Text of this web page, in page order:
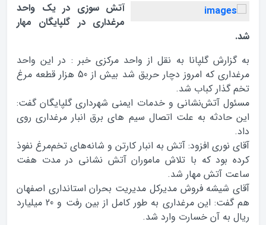
آتش سوزی در یک واحد
مرغداری در گلپایگان مهار
شد.
به گزارش گلپانا به نقل از واحد مرکزی خبر : در این واحد
مرغداری که امروز دچار حریق شد بیش از 50 هزار قطعه مرغ
تخم گذار کباب شد.
مسئول آتش‌نشانی و خدمات ایمنی شهرداری گلپایگان گفت:
این حادثه به علت اتصال سیم های برق انبار مرغداری روی
داد.
آقای نوری افزود: آتش به انبار کارتن‌ و شانه‌های تخم‌مرغ نفوذ
کرده بود که با تلاش ماموران آتش نشانی در مدت هفت
ساعت آتش مهار شد.
آقای شیشه فروش مدیرکل مدیریت بحران استانداری اصفهان
هم گفت: این مرغداری به طور کامل از بین رفت و 20 میلیارد
ریال به آن خسارت وارد شد.